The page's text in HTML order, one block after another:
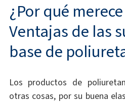
¿Por qué
Ventajas de las
base de
Los productos de
otras cosas, por su buena